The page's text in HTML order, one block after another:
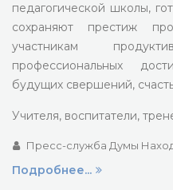
педагогической школы,
сохраняют престиж
участникам
профессиональных
будущих свершений,
Учителя, воспитатели,
Пресс-служба Думы
Подробнее...